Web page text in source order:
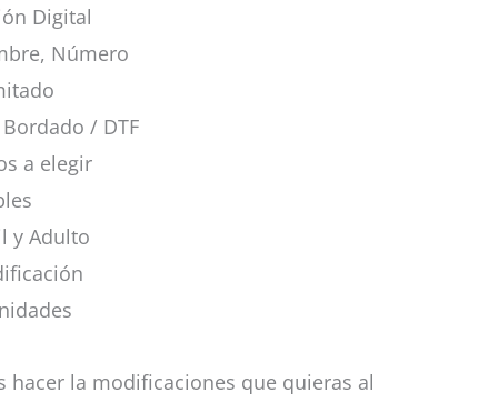
Digital
Número
/ DTF
a elegir
y Adulto
hacer la modificaciones que quieras al